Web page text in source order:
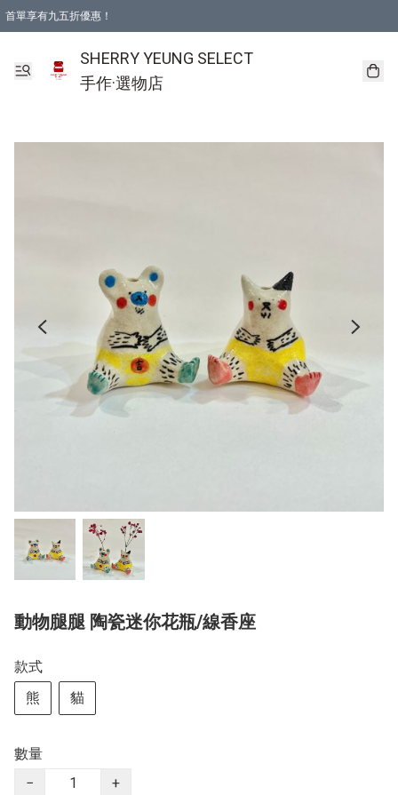
首單享有九五折優惠！
SHERRY YEUNG SELECT
手作·選物店
動物腿腿 陶瓷迷你花瓶/線香座
款式
熊
貓
數量
−
+